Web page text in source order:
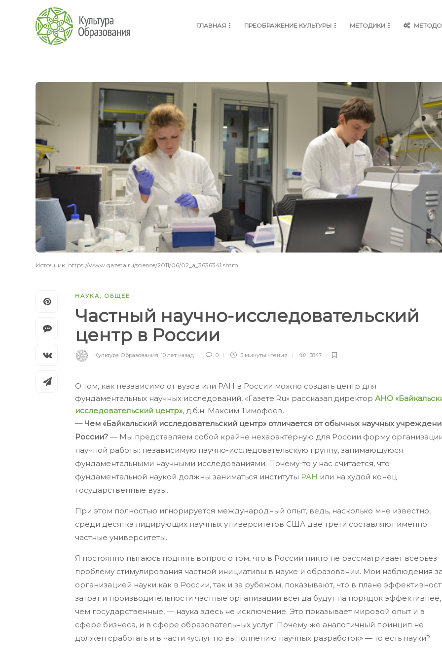
ГЛАВНАЯ ПРЕОБРАЖЕНИЕ КУЛЬТУРЫ МЕТОДИКИ
Источник: https://www.gazeta.ru/science/2011/06/02_a_3636341.shtml
НАУКА, ОБЩЕЕ
Частный научно-исследовательский
центр в России
Культура Образования 10 лет назад 0 5 минуты чтения 3847
О том, как независимо от вузов или РАН в России можно создать центр для
фундаментальных научных исследований, «Газете.Ru» рассказал директор АНО
исследовательский центр», д.б.н. Максим Тимофеев.
— Чем «Байкальский исследовательский центр» отличается от обычных научных
России? — Мы представляем собой крайне нехарактерную для России форму
научной работы: независимую научно-исследовательскую группу, занимающуюся
фундаментальными научными исследованиями. Почему-то у нас считается, что
фундаментальной наукой должны заниматься институты РАН или на худой конец
государственные вузы.
При этом полностью игнорируется международный опыт, ведь, насколько мне известно,
среди десятка лидирующих научных университетов США две трети составляют именно
частные университеты.
Я постоянно пытаюсь поднять вопрос о том, что в России никто не рассматривает всерьез
проблему стимулирования частной инициативы в науке и образовании. Мои наблюдения
организацией науки как в России, так и за рубежом, показывают, что в плане
затрат и производительности частные организации всегда будут на порядок эффективнее,
чем государственные, — наука здесь не исключение. Это показывает мировой опыт и в
сфере бизнеса, и в сфере образовательных услуг. Почему же аналогичный принцип не
должен сработать и в части «услуг по выполнению научных разработок» — то есть науки?